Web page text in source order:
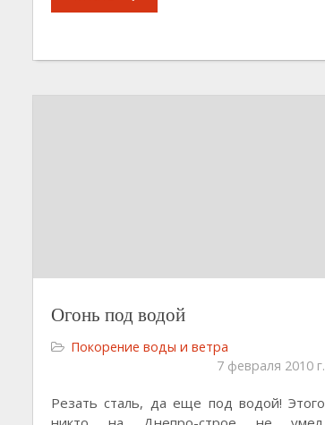
Огонь под водой
Покорение воды и ветра
7 февраля 2010 г.
Резать сталь, да еще под водой! Этого